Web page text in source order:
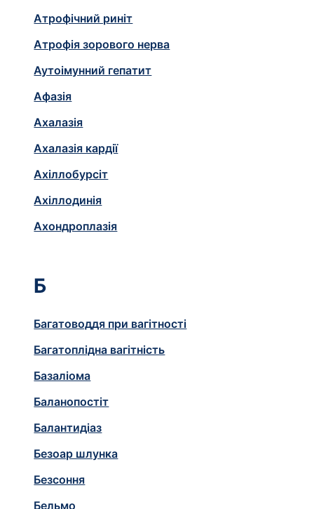
Атрофічний риніт
Атрофія зорового нерва
Аутоімунний гепатит
Афазія
Ахалазія
Ахалазія кардiї
Ахіллобурсіт
Ахіллодинія
Ахондроплазія
Б
Багатоводдя при вагітності
Багатоплідна вагітність
Базаліома
Баланопостіт
Балантидіаз
Безоар шлунка
Безсоння
Бельмо